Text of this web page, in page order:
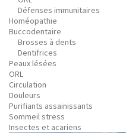
Défenses immunitaires
Homéopathie
Buccodentaire
Brosses à dents
Dentifrices
Peaux lésées
ORL
Circulation
Douleurs
Purifiants assainissants
Sommeil stress
Insectes et acariens